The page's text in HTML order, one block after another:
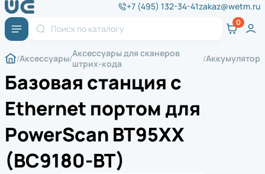
+7 (495) 132-34-41zakaz@wetm.ru
Аксессуары Аксессуары для сканеров
штрих-кода
Аккумулятор
Базовая станция с
Ethernet портом для
PowerScan BT95XX
(BC9180-BT)